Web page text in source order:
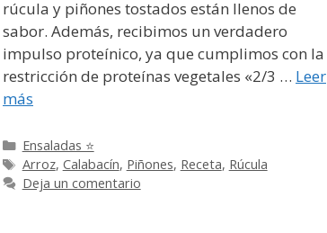
rúcula y piñones tostados están llenos de
sabor. Además, recibimos un verdadero
impulso proteínico, ya que cumplimos con la
restricción de proteínas vegetales «2/3 … Leer
más
Categorías
Ensaladas ⭐
Etiquetas
Arroz, Calabacín, Piñones, Receta, Rúcula
Deja un comentario